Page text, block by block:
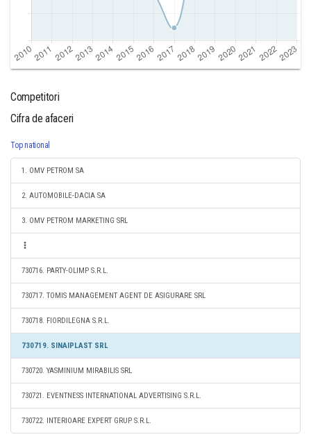
Competitori
Cifra de afaceri
Top national
1. OMV PETROM SA
2. AUTOMOBILE-DACIA SA
3. OMV PETROM MARKETING SRL
730716. PARTY-OLIMP S.R.L.
730717. TOMIS MANAGEMENT AGENT DE ASIGURARE SRL
730718. FIORDILEGNA S.R.L.
730719. SINAIPLAST SRL
730720. YASMINIUM MIRABILIS SRL
730721. EVENTNESS INTERNATIONAL ADVERTISING S.R.L.
730722. INTERIOARE EXPERT GRUP S.R.L.